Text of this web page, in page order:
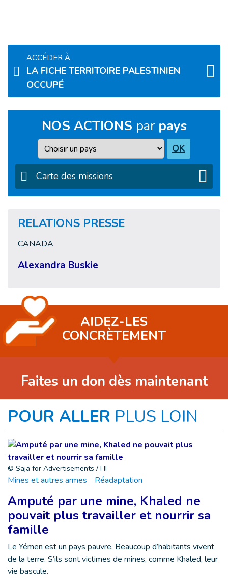
ACCÉDER À
LA FICHE TERRITOIRE PALESTINIEN
OCCUPÉ
NOS ACTIONS par pays
Pays OK
Carte des missions
RELATIONS PRESSE
CANADA
Alexandra Buskie
AIDEZ-LES
CONCRÈTEMENT
Faites un don dès maintenant
POUR ALLER PLUS LOIN
© Saja for Advertisements / HI
Mines et autres armes Réadaptation
Amputé par une mine, Khaled ne
pouvait plus travailler et nourrir sa
famille
Le Yémen est un pays pauvre. Beaucoup d’habitants vivent
de la terre. S’ils sont victimes de mines, comme Khaled, leur
vie bascule.